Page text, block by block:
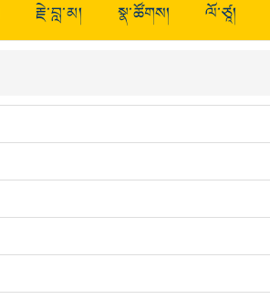
རྗེ་བླ་མ། སྣ་ཚོགས། ལོ་ཙཱ།